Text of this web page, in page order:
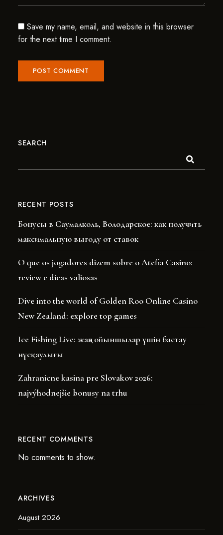
Save my name, email, and website in this browser
for the next time I comment.
SEARCH
RECENT POSTS
Бонусы в Саумалколь, Володарское: как получить
максимальную выгоду от ставок
O que os jogadores dizem sobre o Atefia Casino:
review e dicas valiosas
Dive into the world of Golden Roo Online Casino
New Zealand: explore top games
Ice Fishing Live: жаңа ойыншылар үшін бастау
нұсқаулығы
Zahranicne kasina pre Slovakov 2026:
najvýhodnejšie bonusy na trhu
RECENT COMMENTS
No comments to show.
ARCHIVES
August 2026